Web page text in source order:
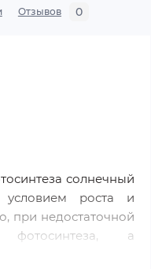
Отзывов 0
солнечный
условием роста и
при недостаточной
фотосинтеза, а